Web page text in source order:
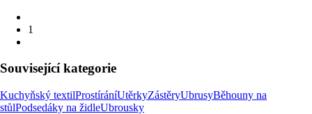
1
Související kategorie
Kuchyňský textilProstíráníUtěrkyZástěryUbrusyBěhouny na
stůlPodsedáky na židleUbrousky